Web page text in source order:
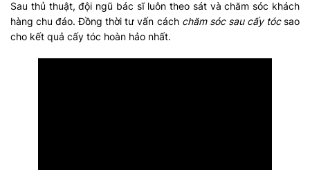
Sau thủ thuật, đội ngũ bác sĩ luôn theo sát và chăm sóc khách
hàng chu đáo. Đồng thời tư vấn cách chăm sóc sau cấy tócsao
cho kết quả cấy tóc hoàn hảo nhất.